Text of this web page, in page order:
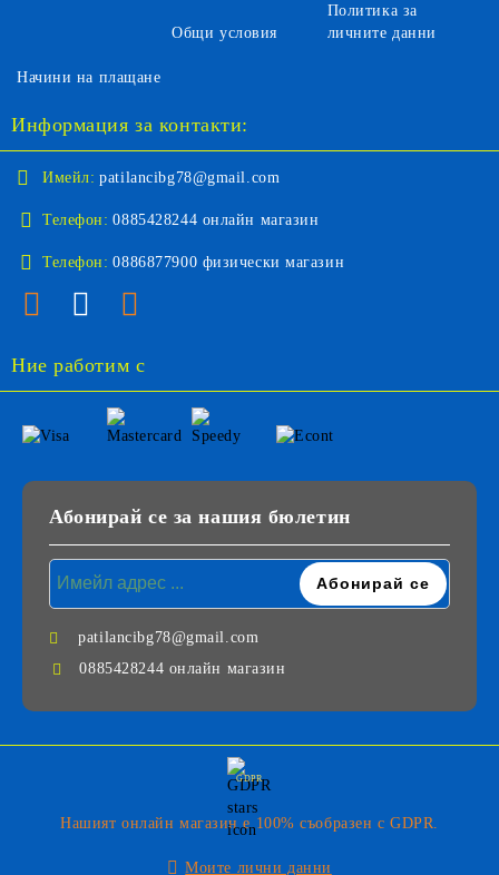
Общи условия
Политика за
личните данни
Начини на плащане
Информация за контакти:
Имейл: patilancibg78@gmail.com
Телефон: 0885428244 онлайн магазин
Телефон: 0886877900 физически магазин
Ние работим с
Абонирай се за нашия бюлетин
patilancibg78@gmail.com
0885428244 онлайн магазин
GDPR
Нашият онлайн магазин е 100% съобразен с GDPR.
Моите лични данни